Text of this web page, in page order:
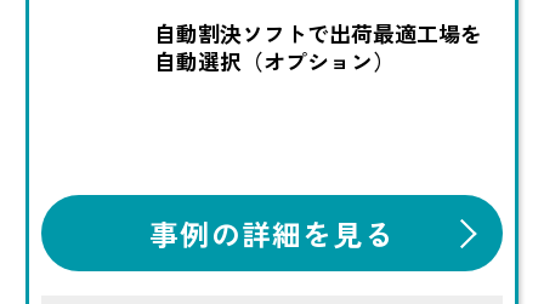
自動割決ソフトで出荷最適工場を
自動選択（オプション）
事例の詳細を見る